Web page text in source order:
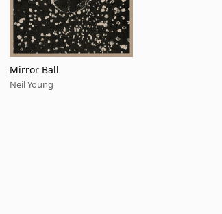
Mirror Ball
Neil Young